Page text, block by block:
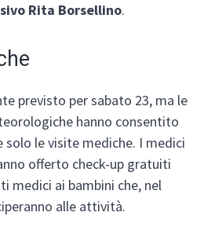
Rita Borsellino.
previsto per sabato 23, ma le
hanno consentito
le visite mediche. I medici
offerto check-up gratuiti
medici ai bambini che, nel
alle attività.